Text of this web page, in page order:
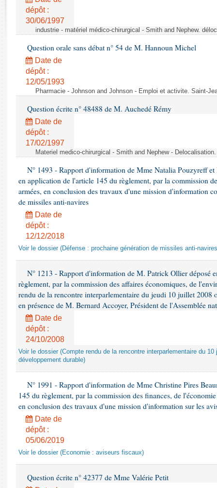
Rapports d'enquête
Rapports législatifs
Dossiers législatifs
Budget et sécurité sociale
Questions écrites et orales
dépôt :
30/06/1997
industrie - matériel médico-chirurgical - Smith and Nephew.
Question orale sans débat n° 54 de M. Hannoun Michel
Date de
dépôt :
12/05/1993
Pharmacie - Johnson and Johnson - Emploi et activite. Saint-
Question écrite n° 48488 de M. Auchedé Rémy
Date de
dépôt :
17/02/1997
Materiel medico-chirurgical - Smith and Nephew -
N° 1493 - Rapport d'information de Mme Natalia Pouzyreff
en application de l'article 145 du règlement, par la commission
armées, en conclusion des travaux d'une mission d'information
de missiles anti-navires
Date de
dépôt :
12/12/2018
Voir le dossier (Défense : prochaine génération de missiles anti-
N° 1213 - Rapport d'information de M. Patrick Ollier déposé
règlement, par la commission des affaires économiques, de
rendu de la rencontre interparlementaire du jeudi 10 juillet 2008
en présence de M. Bernard Accoyer, Président de l'Assemblée
Date de
dépôt :
24/10/2008
Voir le dossier (Compte rendu de la rencontre interparlementaire du
développement durable)
N° 1991 - Rapport d'information de Mme Christine Pires
145 du règlement, par la commission des finances, de
en conclusion des travaux d'une mission d'information sur les
Date de
dépôt :
05/06/2019
Voir le dossier (Economie : aviseurs fiscaux)
Question écrite n° 42377 de Mme Valérie Petit